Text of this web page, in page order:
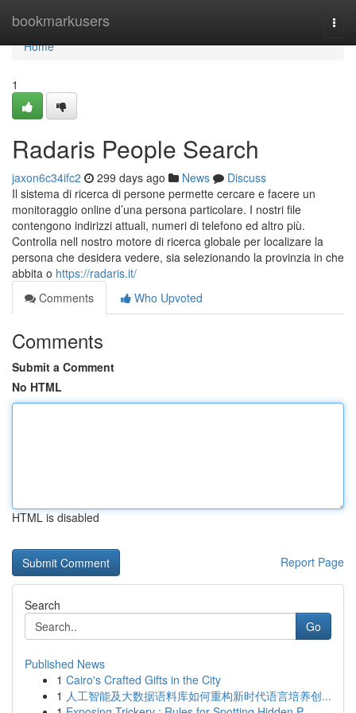
bookmarkusers
Home
Home
1
Radaris People Search
jaxon6c34ifc2 299 days ago News
Discuss
Il sistema di ricerca di persone permette cercare e facere un
monitoraggio online d’una persona particolare. I nostri file
contengono indirizzi attuali, numeri di telefono ed altro più.
Controlla nell nostro motore di ricerca globale per localizare la
persona che desidera vedere, sia selezionando la provinzia in che
abbita o https://radaris.it/
Comments
Who Upvoted
Comments
Submit a Comment
No HTML
HTML is disabled
Report Page
Search
Go
Published News
1 Cairo's Crafted Gifts in the City
1 人工智能及大数据语料库如何重构新时代语言培养创...